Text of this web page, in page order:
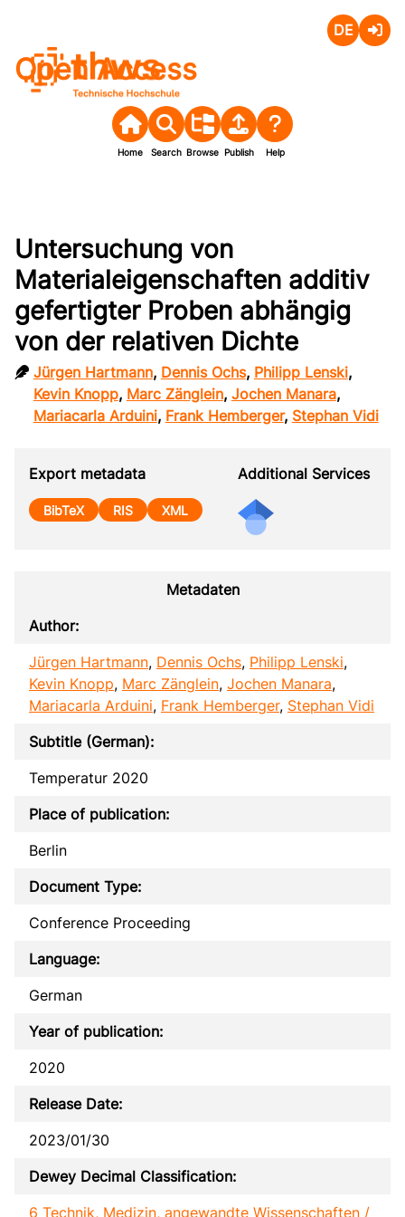
Open Access
Home Search Browse Publish Help
Untersuchung von
Materialeigenschaften additiv
gefertigter Proben abhängig
von der relativen Dichte
Jürgen Hartmann, Dennis Ochs, Philipp Lenski,
Kevin Knopp, Marc Zänglein, Jochen Manara,
Mariacarla Arduini, Frank Hemberger, Stephan Vidi
Export metadata
BibTeX RIS XML
Additional Services
Metadaten
Author:
Jürgen Hartmann, Dennis Ochs, Philipp Lenski,
Kevin Knopp, Marc Zänglein, Jochen Manara,
Mariacarla Arduini, Frank Hemberger, Stephan Vidi
Subtitle (German):
Temperatur 2020
Place of publication:
Berlin
Document Type:
Conference Proceeding
Language:
German
Year of publication:
2020
Release Date:
2023/01/30
Dewey Decimal Classification:
6 Technik, Medizin, angewandte Wissenschaften /